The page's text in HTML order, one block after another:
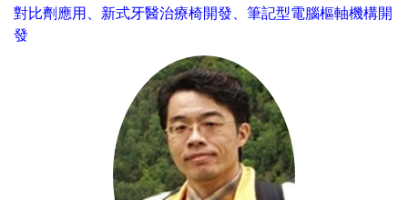
對比劑應用、新式牙醫治療椅開發、筆記型電腦樞軸機構開
發